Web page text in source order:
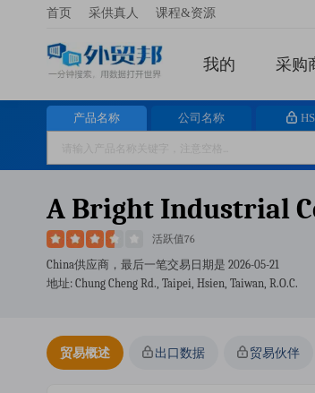
首页 采供真人 课程&资源
我的 采购
产品名称 公司名称
A Bright Industrial
活跃值76
China供应商，最后一笔交易日期是 2026-05-21
地址: Chung Cheng Rd., Taipei, Hsien, Taiwan, R.o.c.
贸易概述 出口数据 贸易伙伴